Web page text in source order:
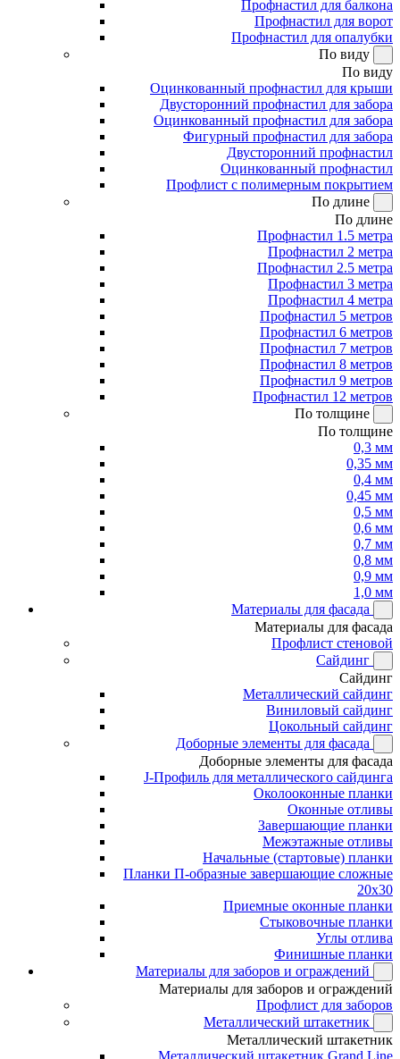
Профнастил для балкона
Профнастил для ворот
Профнастил для опалубки
По виду
По виду
Оцинкованный профнастил для крыши
Двусторонний профнастил для забора
Оцинкованный профнастил для забора
Фигурный профнастил для забора
Двусторонний профнастил
Оцинкованный профнастил
Профлист с полимерным покрытием
По длине
По длине
Профнастил 1.5 метра
Профнастил 2 метра
Профнастил 2.5 метра
Профнастил 3 метра
Профнастил 4 метра
Профнастил 5 метров
Профнастил 6 метров
Профнастил 7 метров
Профнастил 8 метров
Профнастил 9 метров
Профнастил 12 метров
По толщине
По толщине
0,3 мм
0,35 мм
0,4 мм
0,45 мм
0,5 мм
0,6 мм
0,7 мм
0,8 мм
0,9 мм
1,0 мм
Материалы для фасада
Материалы для фасада
Профлист стеновой
Сайдинг
Сайдинг
Металлический сайдинг
Виниловый сайдинг
Цокольный сайдинг
Доборные элементы для фасада
Доборные элементы для фасада
J-Профиль для металлического сайдинга
Околооконные планки
Оконные отливы
Завершающие планки
Межэтажные отливы
Начальные (стартовые) планки
Планки П-образные завершающие сложные
20x30
Приемные оконные планки
Стыковочные планки
Углы отлива
Финишные планки
Материалы для заборов и ограждений
Материалы для заборов и ограждений
Профлист для заборов
Металлический штакетник
Металлический штакетник
Металлический штакетник Grand Line